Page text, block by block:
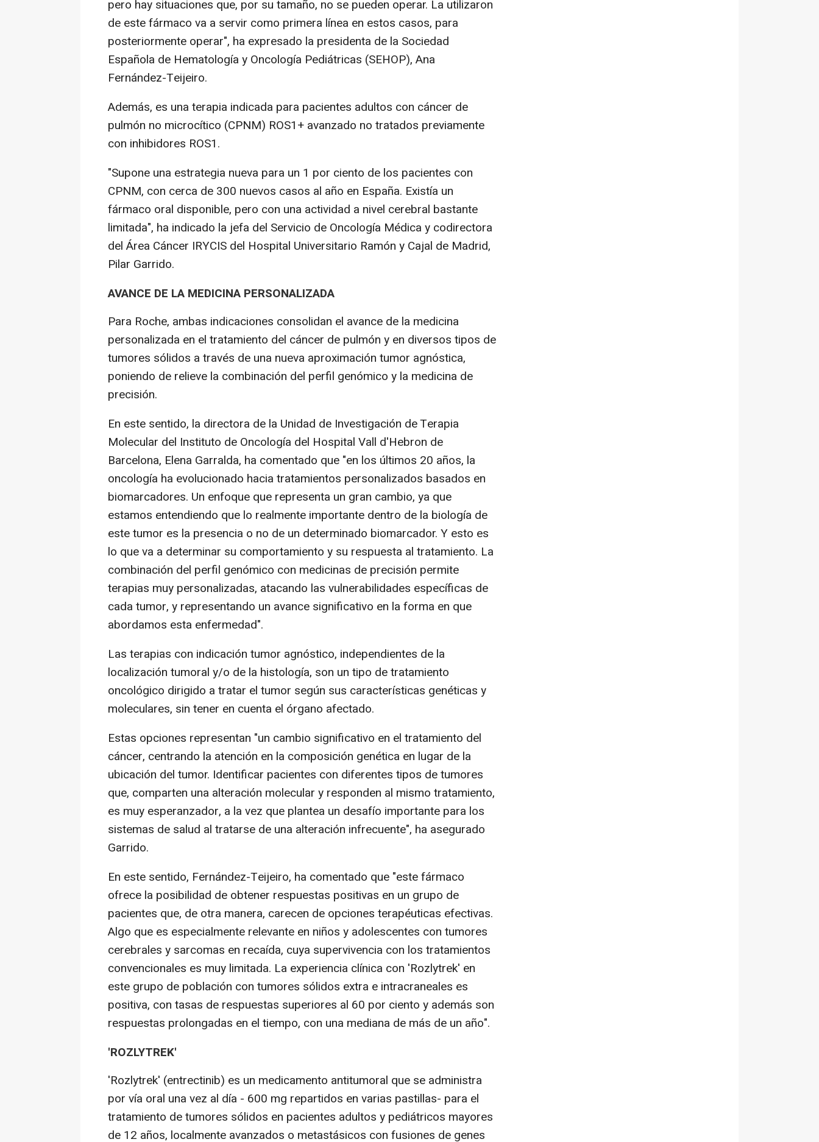
pero hay situaciones que, por su tamaño, no se pueden operar. La utilizaron
de este fármaco va a servir como primera línea en estos casos, para
posteriormente operar", ha expresado la presidenta de la Sociedad
Española de Hematología y Oncología Pediátricas (SEHOP), Ana
Fernández-Teijeiro.
Además, es una terapia indicada para pacientes adultos con cáncer de
pulmón no microcítico (CPNM) ROS1+ avanzado no tratados previamente
con inhibidores ROS1.
"Supone una estrategia nueva para un 1 por ciento de los pacientes con
CPNM, con cerca de 300 nuevos casos al año en España. Existía un
fármaco oral disponible, pero con una actividad a nivel cerebral bastante
limitada", ha indicado la jefa del Servicio de Oncología Médica y codirectora
del Área Cáncer IRYCIS del Hospital Universitario Ramón y Cajal de Madrid,
Pilar Garrido.
AVANCE DE LA MEDICINA PERSONALIZADA
Para Roche, ambas indicaciones consolidan el avance de la medicina
personalizada en el tratamiento del cáncer de pulmón y en diversos tipos de
tumores sólidos a través de una nueva aproximación tumor agnóstica,
poniendo de relieve la combinación del perfil genómico y la medicina de
precisión.
En este sentido, la directora de la Unidad de Investigación de Terapia
Molecular del Instituto de Oncología del Hospital Vall d'Hebron de
Barcelona, Elena Garralda, ha comentado que "en los últimos 20 años, la
oncología ha evolucionado hacia tratamientos personalizados basados en
biomarcadores. Un enfoque que representa un gran cambio, ya que
estamos entendiendo que lo realmente importante dentro de la biología de
este tumor es la presencia o no de un determinado biomarcador. Y esto es
lo que va a determinar su comportamiento y su respuesta al tratamiento. La
combinación del perfil genómico con medicinas de precisión permite
terapias muy personalizadas, atacando las vulnerabilidades específicas de
cada tumor, y representando un avance significativo en la forma en que
abordamos esta enfermedad".
Las terapias con indicación tumor agnóstico, independientes de la
localización tumoral y/o de la histología, son un tipo de tratamiento
oncológico dirigido a tratar el tumor según sus características genéticas y
moleculares, sin tener en cuenta el órgano afectado.
Estas opciones representan "un cambio significativo en el tratamiento del
cáncer, centrando la atención en la composición genética en lugar de la
ubicación del tumor. Identificar pacientes con diferentes tipos de tumores
que, comparten una alteración molecular y responden al mismo tratamiento,
es muy esperanzador, a la vez que plantea un desafío importante para los
sistemas de salud al tratarse de una alteración infrecuente", ha asegurado
Garrido.
En este sentido, Fernández-Teijeiro, ha comentado que "este fármaco
ofrece la posibilidad de obtener respuestas positivas en un grupo de
pacientes que, de otra manera, carecen de opciones terapéuticas efectivas.
Algo que es especialmente relevante en niños y adolescentes con tumores
cerebrales y sarcomas en recaída, cuya supervivencia con los tratamientos
convencionales es muy limitada. La experiencia clínica con 'Rozlytrek' en
este grupo de población con tumores sólidos extra e intracraneales es
positiva, con tasas de respuestas superiores al 60 por ciento y además son
respuestas prolongadas en el tiempo, con una mediana de más de un año".
'ROZLYTREK'
'Rozlytrek' (entrectinib) es un medicamento antitumoral que se administra
por vía oral una vez al día - 600 mg repartidos en varias pastillas- para el
tratamiento de tumores sólidos en pacientes adultos y pediátricos mayores
de 12 años, localmente avanzados o metastásicos con fusiones de genes